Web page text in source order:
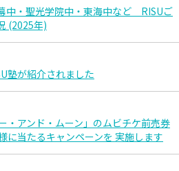
中・聖光学院中・東海中など RISUご
(2025年)
塾が紹介されました
・アンド・ムーン」のムビチケ前売券
に当たるキャンペーンを 実施します